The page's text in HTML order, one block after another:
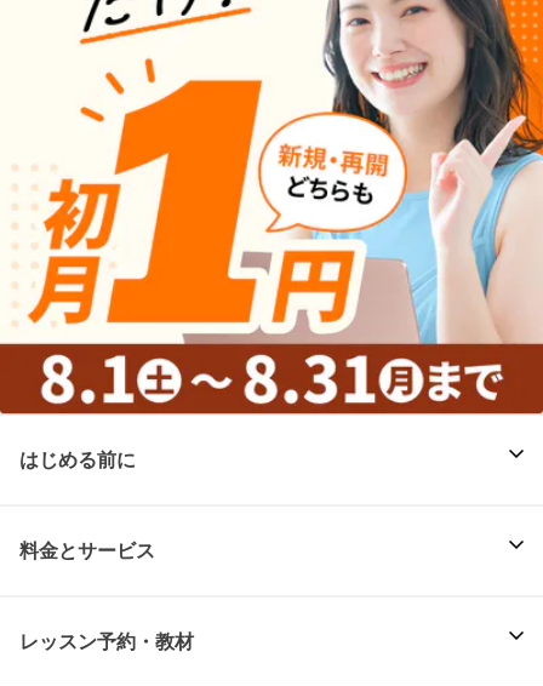
はじめる前に
料金とサービス
レッスン予約・教材